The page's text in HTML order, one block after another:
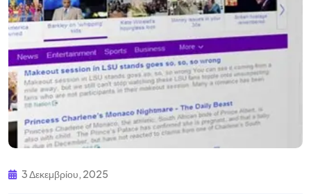
3 Δεκεμβρίου, 2025